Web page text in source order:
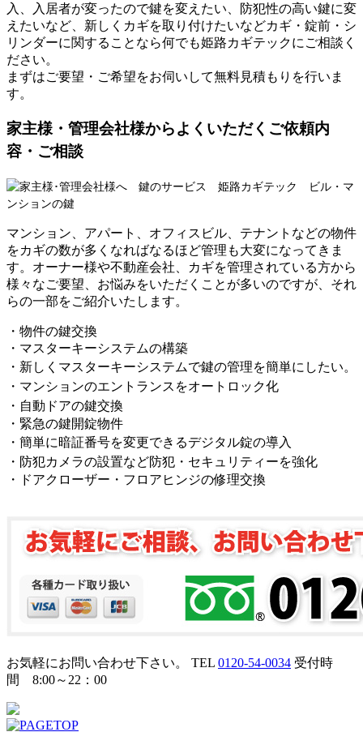
入、入居者が変ったので鍵を変えたい、防犯性の高い鍵に変
えたいなど、新しくカギを取り付けたいなどカギ・錠前・シ
リンダーに関することなら何でも姫路カギテックにご相談く
ださい。
まずはご要望・ご希望をお伺いして無料見積もりを行いま
す。
家主様・管理会社様からよくいただくご依頼内
容・ご相談
マンション、アパート、オフィスビル、テナントなどの物件
をカギの数が多くなればなるほど管理も大変になってきま
す。オーナー様や不動産会社、カギを管理されている方から
様々なご要望、お悩みをいただくことが多いのですが、それ
らの一部をご紹介いたします。
・物件の鍵交換
・マスターキーシステムの構築
・新しくマスターキーシステムで鍵の管理を簡単にしたい。
・マンションのエントランスをオートロック化
・自動ドアの鍵交換
・緊急の鍵開錠物件
・簡単に暗証番号を変更できるデジタル錠の導入
・防犯カメラの設置など防犯・セキュリティーを強化
・ドアクローザー・フロアヒンジの修理交換
お気軽にお問い合わせ下さい。 TEL 0120-54-0034 受付時
間 8:00～22：00